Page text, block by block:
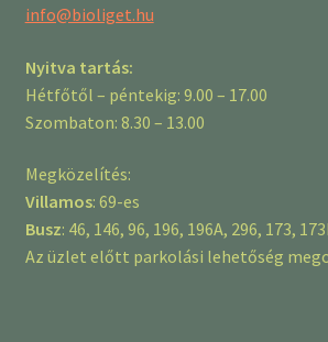
info@bioliget.hu
Nyitva tartás:
Hétfőtől – péntekig: 9.00 – 17.00
Szombaton: 8.30 – 13.00
Megközelítés:
Villamos: 69-es
Busz: 46, 146, 96, 196, 196A, 296, 173,
Az üzlet előtt parkolási lehetőség